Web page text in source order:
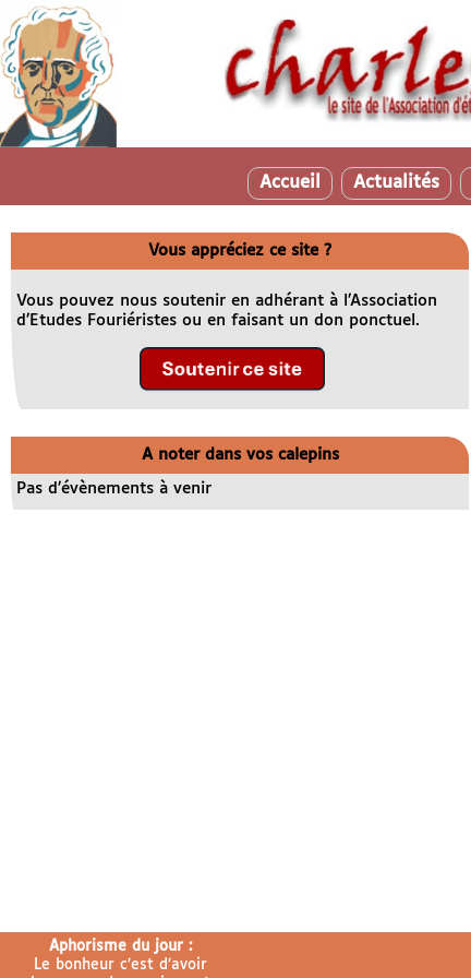
Accueil Actualités
Vous appréciez ce site ?
Vous pouvez nous soutenir en adhérant à l’Association
d’Etudes Fouriéristes ou en faisant un don ponctuel.
A noter dans vos calepins
Pas d’évènements à venir
Aphorisme du jour :
Le bonheur c’est d’avoir